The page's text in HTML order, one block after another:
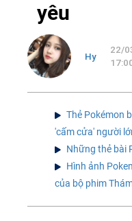
yêu
Hy
22/
Thẻ Pokémon
'cấm cửa' người
Những thẻ bài
Hình ảnh
của bộ phim